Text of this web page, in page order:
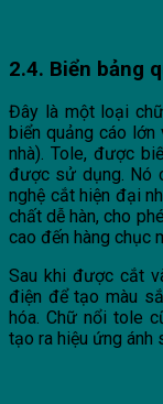
2.4. Biển bảng
Đây là một loại
biển quảng cáo
nhà). Tole, được
được sử dụng. Nó
nghệ cắt hiện đại
chất dễ hàn, cho
cao đến hàng chục
Sau khi được cắt
điện để tạo màu
hóa. Chữ nổi tole
tạo ra hiệu ứng ánh